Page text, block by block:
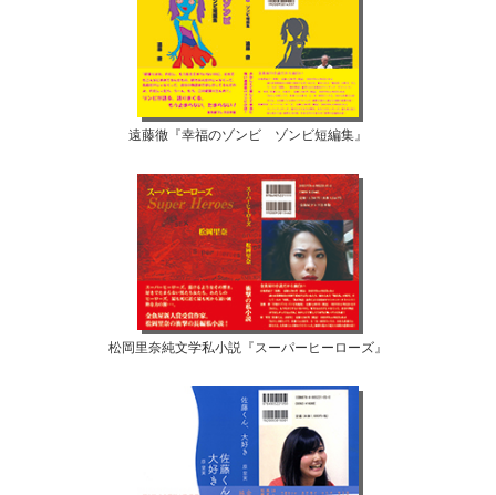
遠藤徹『幸福のゾンビ ゾンビ短編集』
松岡里奈純文学私小説『スーパーヒーローズ』